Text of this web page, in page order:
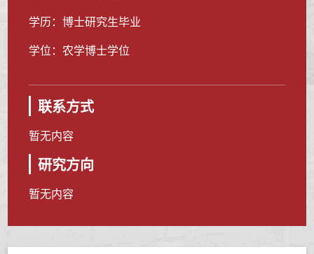
学历：博士研究生毕业
学位：农学博士学位
联系方式
暂无内容
研究方向
暂无内容